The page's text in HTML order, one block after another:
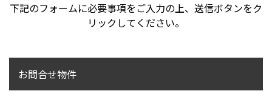
下記のフォームに必要事項をご入力の上、送信ボタンをク
リックしてください。
お問合せ物件